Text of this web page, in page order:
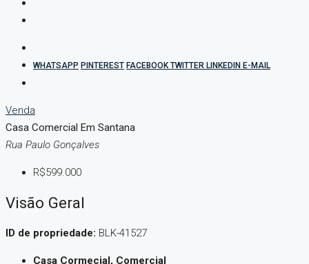
WHATSAPP PINTEREST FACEBOOKTWITTER LINKEDIN E-MAIL
Venda
Casa Comercial Em Santana
Rua Paulo Gonçalves
R$599.000
Visão Geral
ID de propriedade: BLK-41527
Casa Cormecial, Comercial